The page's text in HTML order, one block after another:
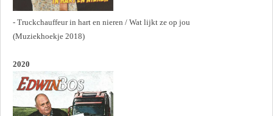
- Truckchauffeur in hart en nieren / Wat lijkt ze op jou
(Muziekhoekje 2018)
2020